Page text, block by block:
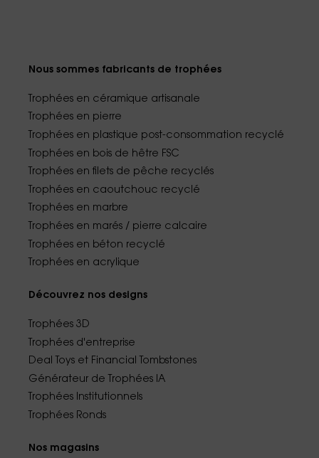
Nous sommes fabricants de trophées
Trophées en céramique artisanale
Trophées en pierre
Trophées en plastique post-consommation recyclé
Trophées en bois de hêtre FSC
Trophées en filets de pêche recyclés
Trophées en caoutchouc recyclé
Trophées en marbre
Trophées en marés / pierre calcaire
Trophées en béton recyclé
Trophées en acrylique
Découvrez nos designs
Trophées 3D
Trophées d'entreprise
Deal Toys et Financial Tombstones
Générateur de Trophées IA
Trophées Institutionnels
Trophées Ronds
Nos magasins